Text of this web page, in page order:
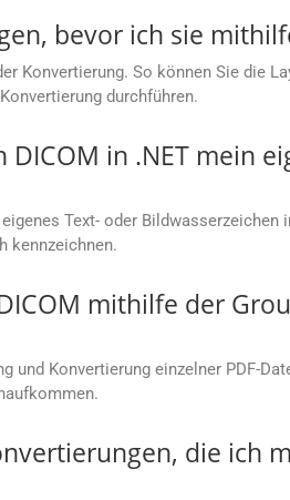
bevor ich sie
Konvertierung. So können Sie die
durchführen.
in .NET mein
Text- oder Bildwasserzeichen
kennzeichnen.
mithilfe der
Konvertierung einzelner PDF-
die ich